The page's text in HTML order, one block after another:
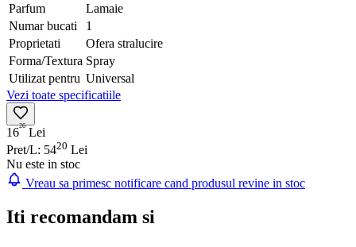
Parfum
Lamaie
Numar bucati
1
Proprietati
Ofera stralucire
Forma/Textura Spray
Utilizat pentru Universal
Vezi toate specificatiile
1626 Lei
Pret/L: 5420 Lei
Nu este in stoc
Vreau sa primesc notificare cand produsul revine in stoc
Iti recomandam si